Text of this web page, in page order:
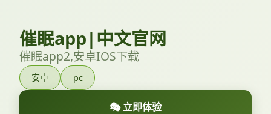
催眠app|中文官网
催眠app2,安卓IOS下载
安卓 pc
🎭 立即体验